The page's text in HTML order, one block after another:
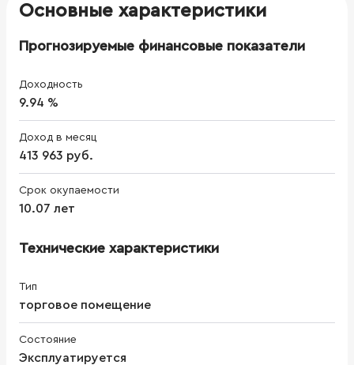
Основные характеристики
Прогнозируемые финансовые показатели
Доходность
9.94 %
Доход в месяц
413 963 руб.
Срок окупаемости
10.07 лет
Технические характеристики
Тип
торговое помещение
Состояние
Эксплуатируется